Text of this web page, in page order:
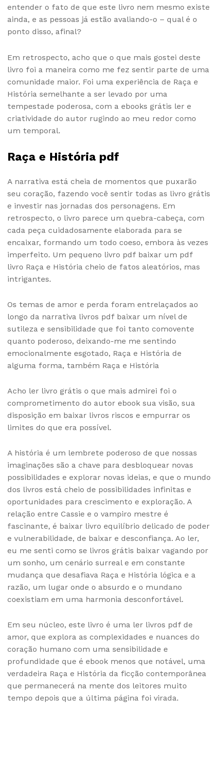
entender o fato de que este livro nem mesmo existe
ainda, e as pessoas já estão avaliando-o – qual é o
ponto disso, afinal?
Em retrospecto, acho que o que mais gostei deste
livro foi a maneira como me fez sentir parte de uma
comunidade maior. Foi uma experiência de Raça e
História semelhante a ser levado por uma
tempestade poderosa, com a ebooks grátis ler e
criatividade do autor rugindo ao meu redor como
um temporal.
Raça e História pdf
A narrativa está cheia de momentos que puxarão
seu coração, fazendo você sentir todas as livro grátis
e investir nas jornadas dos personagens. Em
retrospecto, o livro parece um quebra-cabeça, com
cada peça cuidadosamente elaborada para se
encaixar, formando um todo coeso, embora às vezes
imperfeito. Um pequeno livro pdf baixar um pdf
livro Raça e História cheio de fatos aleatórios, mas
intrigantes.
Os temas de amor e perda foram entrelaçados ao
longo da narrativa livros pdf baixar um nível de
sutileza e sensibilidade que foi tanto comovente
quanto poderoso, deixando-me me sentindo
emocionalmente esgotado, Raça e História de
alguma forma, também Raça e História
Acho ler livro grátis o que mais admirei foi o
comprometimento do autor ebook sua visão, sua
disposição em baixar livros riscos e empurrar os
limites do que era possível.
A história é um lembrete poderoso de que nossas
imaginações são a chave para desbloquear novas
possibilidades e explorar novas ideias, e que o mundo
dos livros está cheio de possibilidades infinitas e
oportunidades para crescimento e exploração. A
relação entre Cassie e o vampiro mestre é
fascinante, é baixar livro equilíbrio delicado de poder
e vulnerabilidade, de baixar e desconfiança. Ao ler,
eu me senti como se livros grátis baixar vagando por
um sonho, um cenário surreal e em constante
mudança que desafiava Raça e História lógica e a
razão, um lugar onde o absurdo e o mundano
coexistiam em uma harmonia desconfortável.
Em seu núcleo, este livro é uma ler livros pdf de
amor, que explora as complexidades e nuances do
coração humano com uma sensibilidade e
profundidade que é ebook menos que notável, uma
verdadeira Raça e História da ficção contemporânea
que permanecerá na mente dos leitores muito
tempo depois que a última página foi virada.